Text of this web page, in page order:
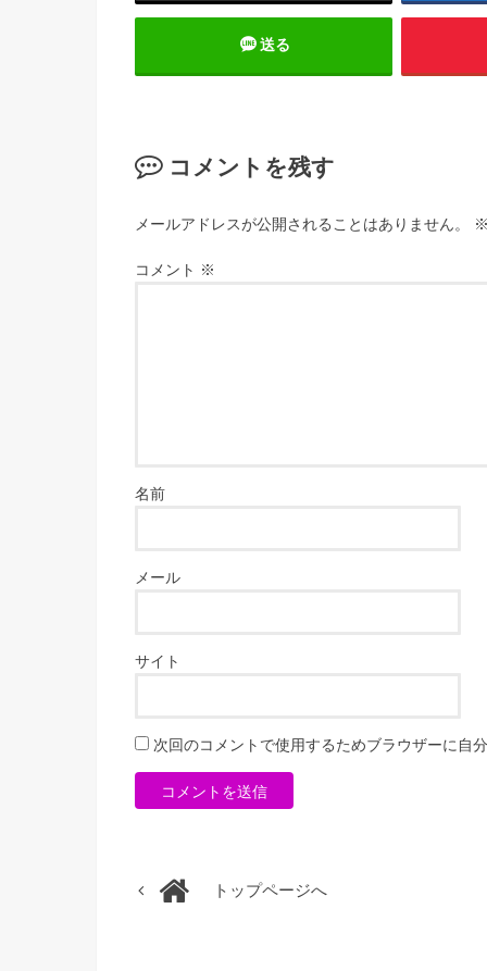
送る
コメントを残す
メールアドレスが公開されることはありません。
コメント ※
名前
メール
サイト
次回のコメントで使用するためブラウザーに自
トップページへ